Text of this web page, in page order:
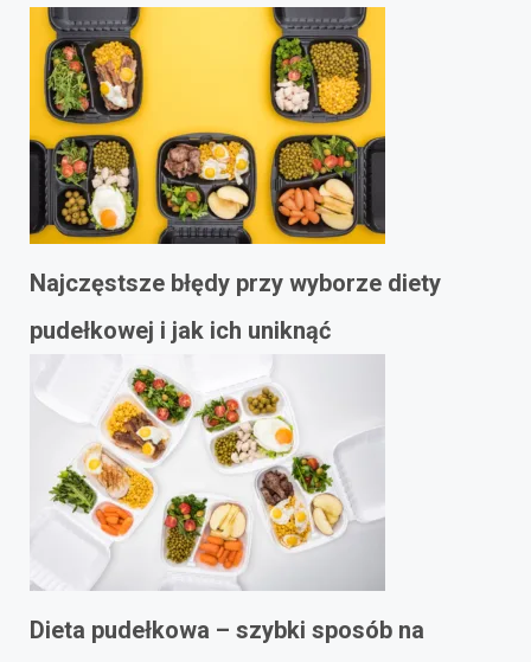
Najczęstsze błędy przy wyborze diety
pudełkowej i jak ich uniknąć
Dieta pudełkowa – szybki sposób na